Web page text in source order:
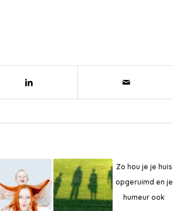
Zo hou je je huis
opgeruimd en je
humeur ook